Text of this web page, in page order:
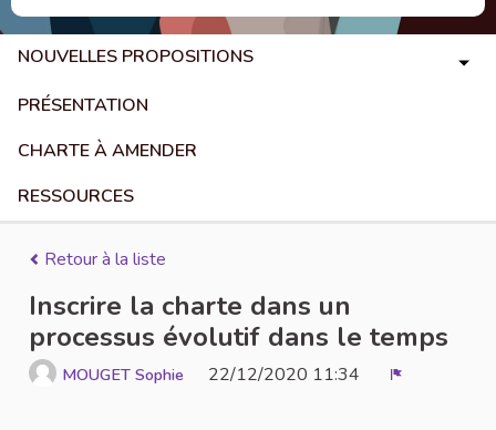
NOUVELLES PROPOSITIONS
PRÉSENTATION
CHARTE À AMENDER
RESSOURCES
Retour à la liste
Inscrire la charte dans un
processus évolutif dans le temps
MOUGET Sophie 22/12/2020 11:34